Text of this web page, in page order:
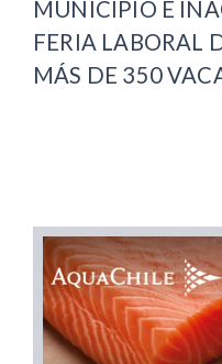
MUNICIPIO E
FERIA LABORAL
MÁS DE 350